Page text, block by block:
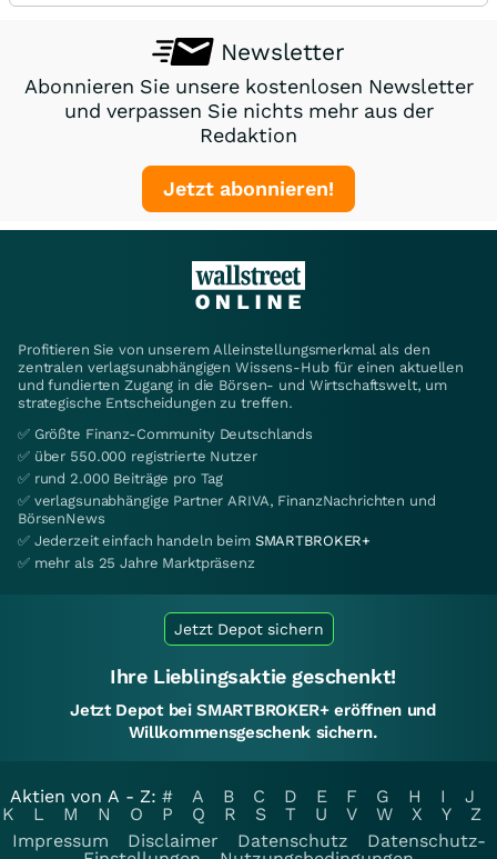
Newsletter
Abonnieren Sie unsere kostenlosen Newsletter
und verpassen Sie nichts mehr aus der
Redaktion
Jetzt abonnieren!
Profitieren Sie von unserem Alleinstellungsmerkmal als den
zentralen verlagsunabhängigen Wissens-Hub für einen aktuellen
und fundierten Zugang in die Börsen- und Wirtschaftswelt, um
strategische Entscheidungen zu treffen.
✅ Größte Finanz-Community Deutschlands
✅ über 550.000 registrierte Nutzer
✅ rund 2.000 Beiträge pro Tag
✅ verlagsunabhängige Partner ARIVA, FinanzNachrichten und
BörsenNews
✅ Jederzeit einfach handeln beim SMARTBROKER+
✅ mehr als 25 Jahre Marktpräsenz
Jetzt Depot sichern
Ihre Lieblingsaktie geschenkt!
Jetzt Depot bei SMARTBROKER+ eröffnen und
Willkommensgeschenk sichern.
Aktien von A - Z: # A B C D E F G H I
J
K
L M N O P Q R S T U V W X Y
Z
Impressum
Disclaimer Datenschutz
Datenschutz-